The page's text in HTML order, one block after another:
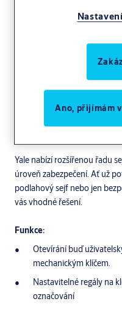
Yale nabízí rozšířenou řadu
úroveň zabezpečení. Ať už
podlahový sejf nebo jen
vás vhodné řešení.
Funkce:
Otevírání buď
mechanickým klíčem.
Nastavitelné regály na
označování
Ano, přijímám